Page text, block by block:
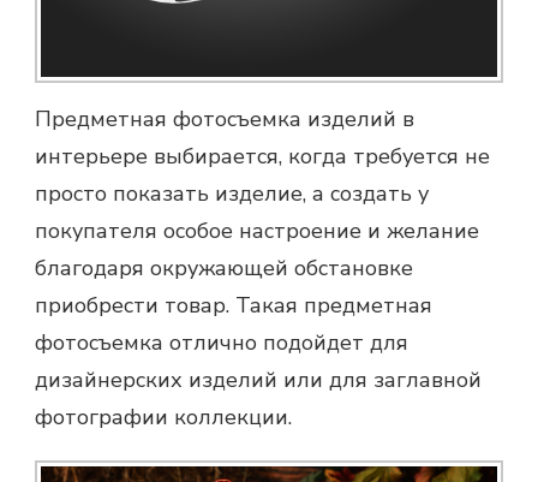
Предметная фотосъемка изделий в
интерьере выбирается, когда требуется не
просто показать изделие, а создать у
покупателя особое настроение и желание
благодаря окружающей обстановке
приобрести товар. Такая предметная
фотосъемка отлично подойдет для
дизайнерских изделий или для заглавной
фотографии коллекции.